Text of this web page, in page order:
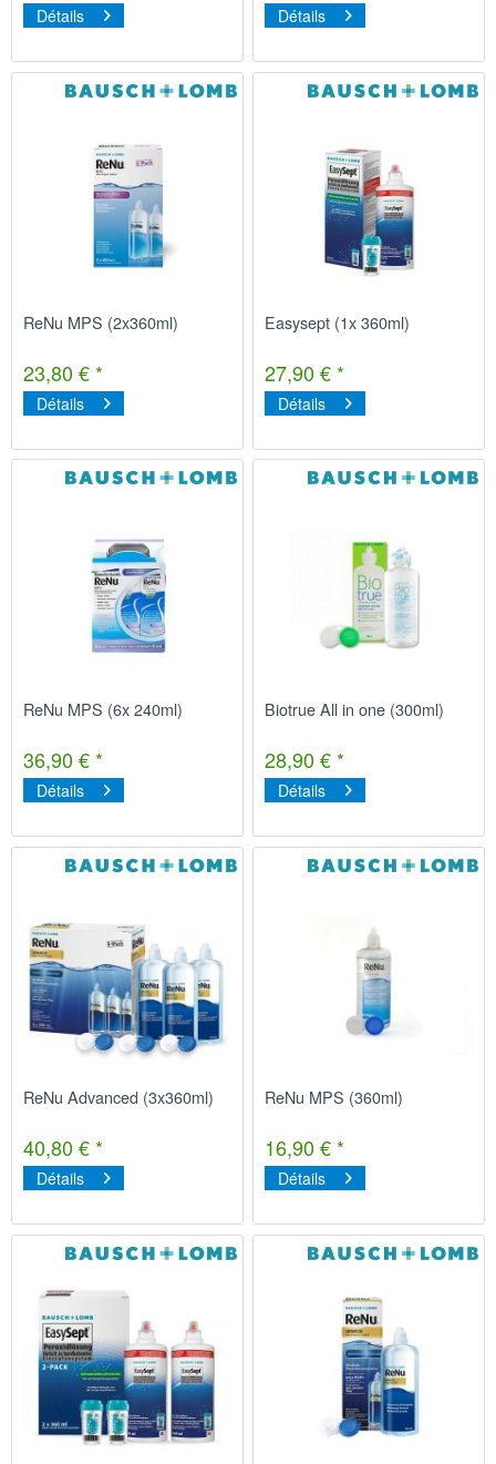
Détails Détails
ReNu MPS (2x360ml)
23,80 € *
Détails
Easysept (1x 360ml)
27,90 € *
Détails
ReNu MPS (6x 240ml)
36,90 € *
Détails
Biotrue All in one (300ml)
28,90 € *
Détails
ReNu Advanced (3x360ml)
40,80 € *
Détails
ReNu MPS (360ml)
16,90 € *
Détails